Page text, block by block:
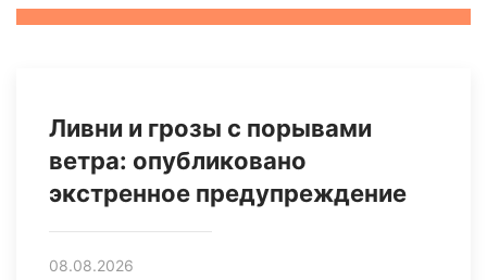
Ливни и грозы с порывами
ветра: опубликовано
экстренное предупреждение
08.08.2026